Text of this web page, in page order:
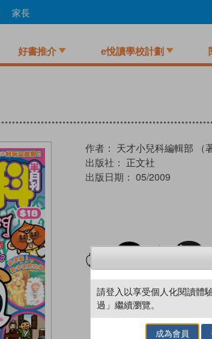
家長
好書推介 e悅讀學校計劃
作者： 天才小兒科編輯部 （著
出版社： 正文社
出版日期： 05/2009
試閲
請登入以享受個人化閱讀體
過」繼續瀏覽。
成為會員